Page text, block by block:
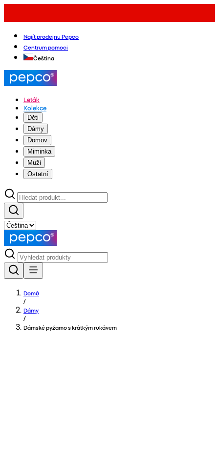
Najít prodejnu Pepco
Centrum pomoci
Čeština
Leták
Kolekce
Děti
Dámy
Domov
Miminka
Muži
Ostatní
Domů
/
Dámy
/
Dámské pyžamo s krátkým rukávem